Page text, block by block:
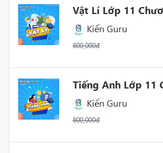
Vật Lí Lớp 11
Kiến Guru
800,000đ
Tiếng Anh Lớp 11
Kiến Guru
800,000đ